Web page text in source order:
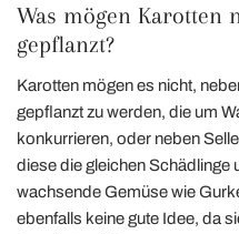
Was mögen Karotten
gepflanzt?
Karotten mögen es nicht,
gepflanzt zu werden, die um
konkurrieren, oder neben
diese die gleichen Schädlinge
wachsende Gemüse wie
ebenfalls keine gute Idee, da